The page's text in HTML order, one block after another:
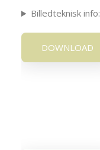
Billedteknisk info:
DOWNLOAD